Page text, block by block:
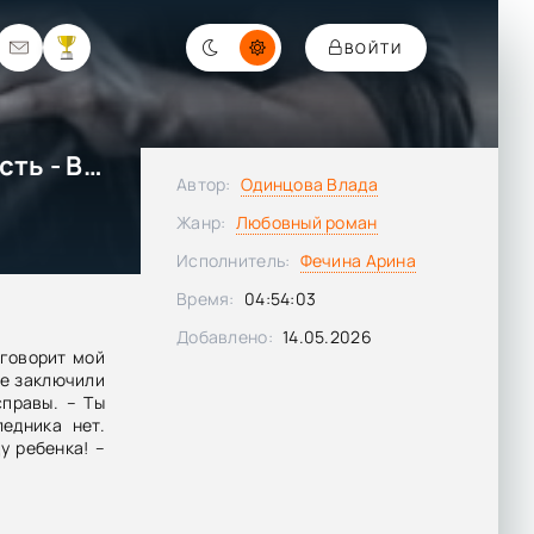
ВОЙТИ
Жестокий развод. Кровная месть - Влада Одинцова
мой
заключили
– Ты
нет.
ребенка! –
–
наше
Автор: Одинцова Влада
Жанр: Любовный роман
Исполнитель: Фечина Арина
Время: 04:54:03
Добавлено: 14.05.2026